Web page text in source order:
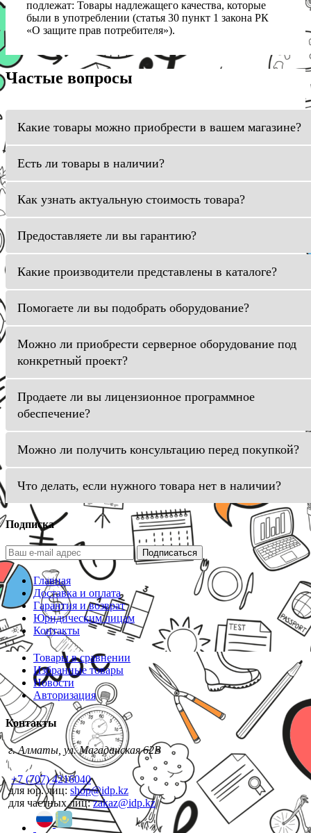
подлежат: Товары надлежащего качества, которые
были в употреблении (статья 30 пункт 1 закона РК
«О защите прав потребителя»).
Частые вопросы
Какие товары можно приобрести в вашем магазине?
Есть ли товары в наличии?
Как узнать актуальную стоимость товара?
Предоставляете ли вы гарантию?
Какие производители представлены в каталоге?
Помогаете ли вы подобрать оборудование?
Можно ли приобрести серверное оборудование под
конкретный проект?
Продаете ли вы лицензионное программное
обеспечение?
Можно ли получить консультацию перед покупкой?
Что делать, если нужного товара нет в наличии?
Подписка
Подписаться
Главная
Доставка и оплата
Гарантия и возврат
Юридическим лицам
Контакты
Товары в сравнении
Избранные товары
Новости
Авторизация
Контакты
г. Алматы, ул. Магаданская 62В
+7 (707) 4216040
для юр. лиц: shop@idp.kz
для частных лиц:zakaz@idp.kz